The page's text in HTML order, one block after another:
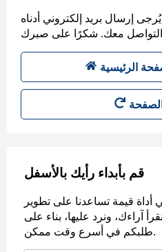
إرسال بريد إلكتروني أدناه
الرئيسية
قم بأبداء رأيك بالأسفل
أداة قيمة تساعدنا على تطوير
ونرد عليها، بناء على
طلبكم في أسرع وقت ممكن.